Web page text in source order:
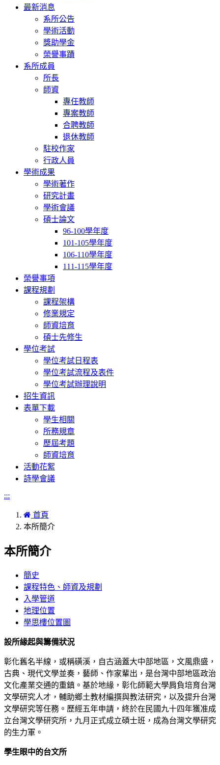
最新消息
系所公告
學術活動
獎助學金
榮譽事蹟
系所成員
所長
師資
專任教師
專案教師
合聘教師
退休教師
駐校作家
行政人員
學術成果
學術著作
研究計畫
學術會議
碩士論文
96-100學年度
101-105學年度
106-110學年度
111-115學年度
榮譽事項
課程規劃
課程架構
修業規定
師資培育
碩士先修生
學位考試
學位考試日程表
學位考試流程及表件
學位考試辦理說明
招生資訊
表單下載
學生相關
所務規章
歷屆考題
師資培育
活動花絮
詩學會議
:::
首頁
本所簡介
本所簡介
簡史
課程特色、師資及規劃
入學管道
地理位置
學思樓位置圖
設所緣起與籌備狀況
彰化舊名半線，或稱磺溪，自古涵蓋大中部地區，文風鼎盛，
古典、現代文學並奏，藝師、作家輩出，是台灣中部地區政治
文化產業交通的重鎮。基於地緣，彰化師範大學肩負培育台灣
文學研究人才，輔助鄉土教材編撰與教法研究，以及提升台灣
文學研究等任務。歷經五年申請，終於在民國九十四年獲准成
立台灣文學研究所 ，九月正式成立碩士班，成為台灣文學研究
的生力軍。
學生眼中的台文所